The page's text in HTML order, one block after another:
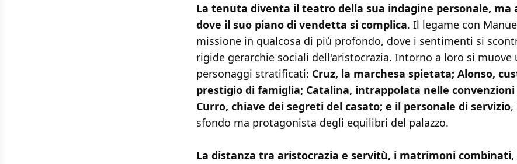
La tenuta diventa il teatro della sua indagine personale, ma
dove il suo piano di vendetta si complica. Il legame con
missione in qualcosa di più profondo, dove i sentimenti si
rigide gerarchie sociali dell'aristocrazia. Intorno a loro si muove
personaggi stratificati: Cruz, la marchesa spietata; Alonso,
prestigio di famiglia; Catalina, intrappolata nelle convenzioni
Curro, chiave dei segreti del casato; e il personale di servizio,
sfondo ma protagonista degli equilibri del palazzo.
La distanza tra aristocrazia e servitù, i matrimoni combinati,